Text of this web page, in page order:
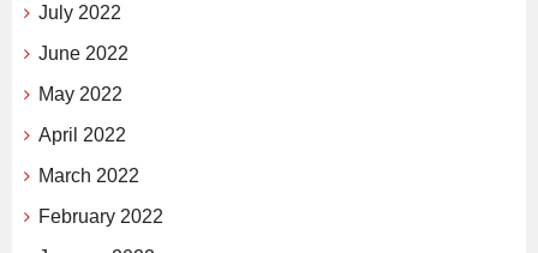
July 2022
June 2022
May 2022
April 2022
March 2022
February 2022